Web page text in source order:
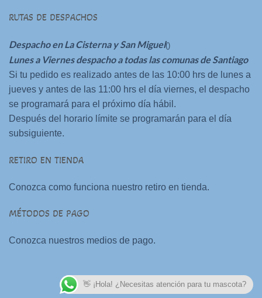
RUTAS DE DESPACHOS
Despacho en La Cisterna y San Miguel()
Lunes a Viernes despacho a todas las comunas de Santiago
Si tu pedido es realizado antes de las 10:00 hrs de lunes a
jueves y antes de las 11:00 hrs el día viernes, el despacho
se programará para el próximo día hábil.
Después del horario límite se programarán para el día
subsiguiente.
RETIRO EN TIENDA
Conozca como funciona nuestro retiro en tienda.
MÉTODOS DE PAGO
Conozca nuestros medios de pago.
Desarrollado porAplicaciones Web
👋 ¡Hola! ¿Necesitas atención para tu mascota?